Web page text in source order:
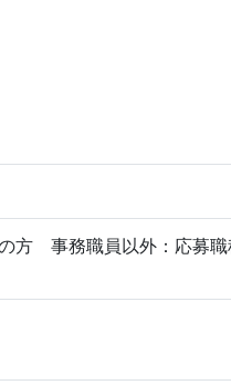
方 事務職員以外：応募